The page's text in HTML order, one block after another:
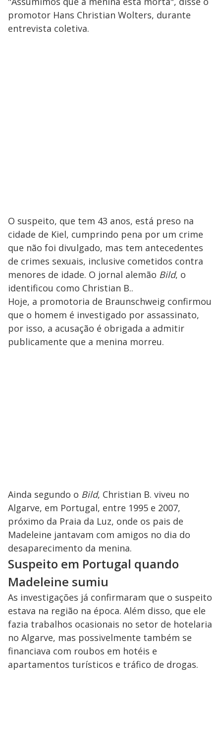
promotor Hans Christian Wolters, durante
entrevista coletiva.
O suspeito, que tem 43 anos, está preso na
cidade de Kiel, cumprindo pena por um crime
que não foi divulgado, mas tem antecedentes
de crimes sexuais, inclusive cometidos contra
menores de idade. O jornal alemão Bild, o
identificou como Christian B..
Hoje, a promotoria de Braunschweig confirmou
que o homem é investigado por assassinato,
por isso, a acusação é obrigada a admitir
publicamente que a menina morreu.
Ainda segundo o Bild, Christian B. viveu no
Algarve, em Portugal, entre 1995 e 2007,
próximo da Praia da Luz, onde os pais de
Madeleine jantavam com amigos no dia do
desaparecimento da menina.
Suspeito em Portugal quando
Madeleine sumiu
As investigações já confirmaram que o suspeito
estava na região na época. Além disso, que ele
fazia trabalhos ocasionais no setor de hotelaria
no Algarve, mas possivelmente também se
financiava com roubos em hotéis e
apartamentos turísticos e tráfico de drogas.